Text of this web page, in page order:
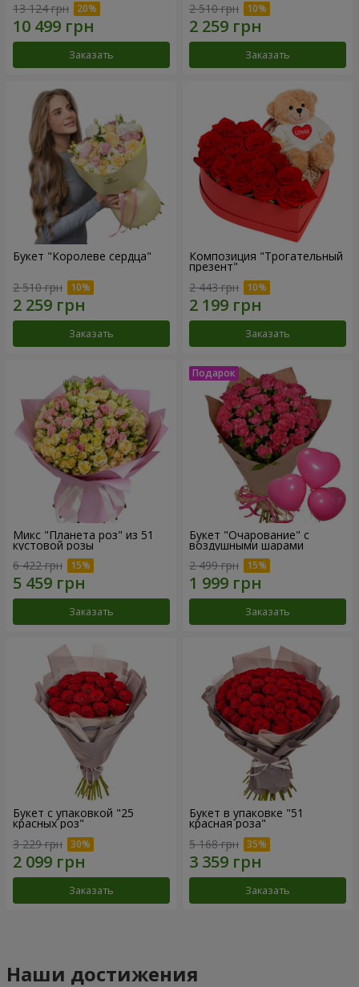
13 124 грн
Заказать
2 510 грн
Заказать
Букет "Королеве сердца"
2 510 грн
Заказать
Композиция "Трогательный
презент"
2 443 грн
Заказать
Микс "Планета роз" из 51
кустовой розы
6 422 грн
Заказать
Букет "Очарование" с
воздушными шарами
2 499 грн
Заказать
Букет с упаковкой "25
красных роз"
3 229 грн
Заказать
Букет в упаковке "51
красная роза"
5 168 грн
Заказать
Наши достижения